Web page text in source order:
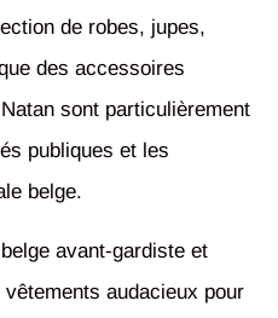
de robes, jupes,
des accessoires
sont particulièrement
publiques et les
belge.
avant-gardiste et
audacieux pour